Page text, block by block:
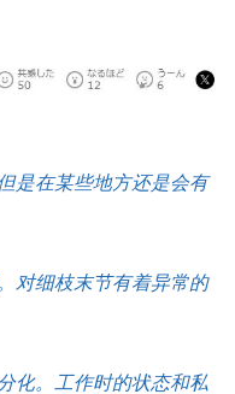
是在某些地方还是会有
对细枝末节有着异常的
化。工作时的状态和私